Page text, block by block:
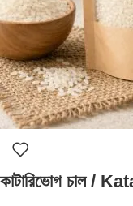
কাটারিভোগ চাল /